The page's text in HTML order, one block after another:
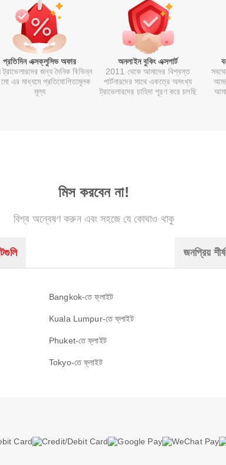
প্রতিদিন এক্সক্লুসিভ অফার
জন্য দৈনিক বিভিন্ন
এর মাধ্যমে প্রতিযোগিতামূলক
মূল্য
অনলাইন বুকিং এক্সপার্ট
2011 থেকে আমাদের বিশ্বস্ত
পার্টনারদের সাথে একত্রে অসংখ্য
ট্রাভেলারদের চাহিদা পূরণ করে চলছি
মিস করবেন না!
বিশ্ব অন্বেষণ করুন এবং সহজে যে কোথাও থাকু
জনপ্রিয়
Bangkok-তে ফ্লাইট
Kuala Lumpur-তে ফ্লাইট
Phuket-তে ফ্লাইট
Tokyo-তে ফ্লাইট